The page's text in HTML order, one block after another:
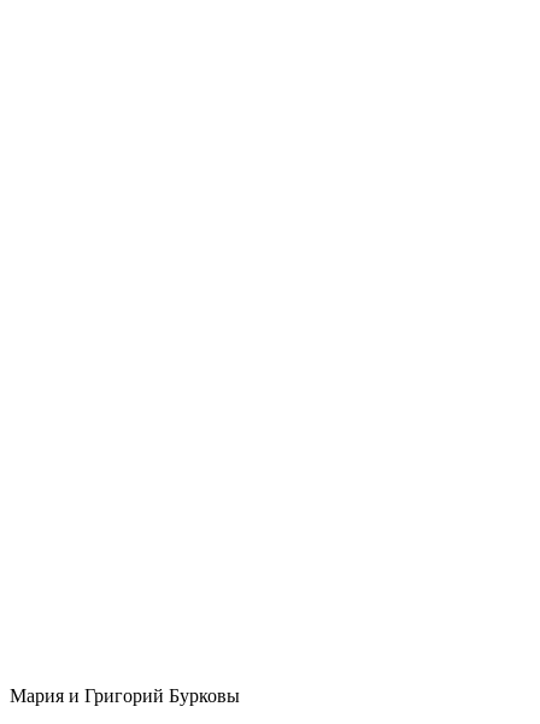
Мария и Григорий Бурковы